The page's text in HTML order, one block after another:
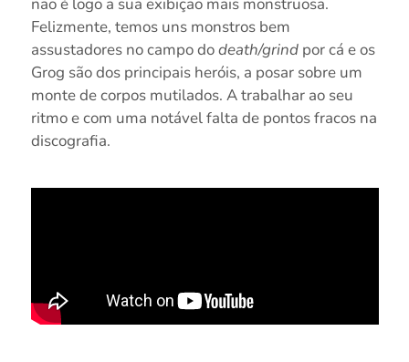
Felizmente, temos uns monstros bem
assustadores no campo dodeath/grindpor cá e os
Grog são dos principais heróis, a posar sobre um
monte de corpos mutilados. A trabalhar ao seu
ritmo e com uma notável falta de pontos fracos na
discografia.